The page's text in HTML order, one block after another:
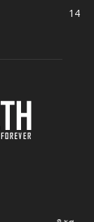
14